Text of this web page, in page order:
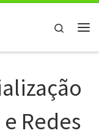
Search
Redes